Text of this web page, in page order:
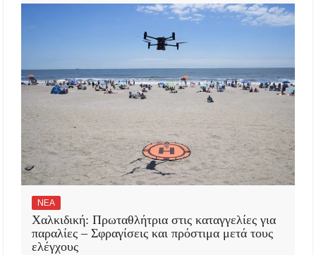
ΝΕΑ
Χαλκιδική: Πρωταθλήτρια στις καταγγελίες για
παραλίες – Σφραγίσεις και πρόστιμα μετά τους
ελέγχους